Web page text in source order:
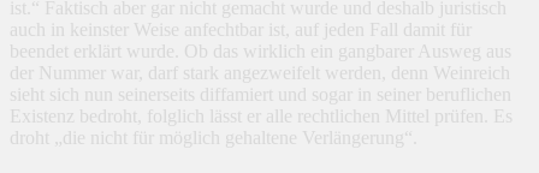
ist.“ Faktisch aber gar nicht gemacht wurde und deshalb juristisch
auch in keinster Weise anfechtbar ist, auf jeden Fall damit für
beendet erklärt wurde. Ob das wirklich ein gangbarer Ausweg aus
der Nummer war, darf stark angezweifelt werden, denn Weinreich
sieht sich nun seinerseits diffamiert und sogar in seiner beruflichen
Existenz bedroht, folglich lässt er alle rechtlichen Mittel prüfen. Es
droht „die nicht für möglich gehaltene Verlängerung“.